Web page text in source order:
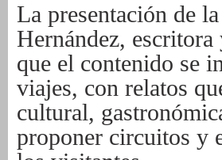
La presentación de
Hernández,
que el contenido se
viajes, con relatos
cultural,
proponer circuitos y